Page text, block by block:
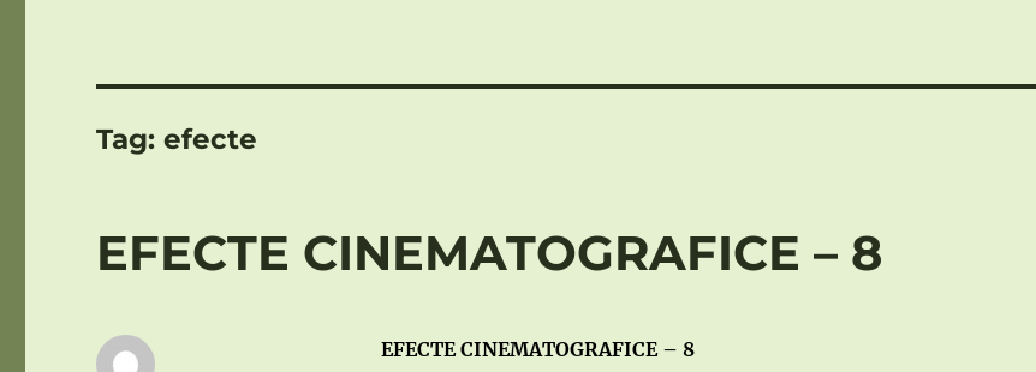
Tag:efecte
EFECTE CINEMATOGRAFICE – 8
EFECTE CINEMATOGRAFICE – 8